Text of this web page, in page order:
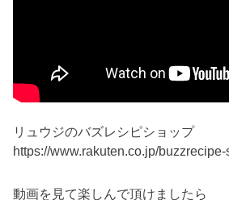
リュウジのバズレシピショップ
https://www.rakuten.co.jp/
動画を見て楽しんで頂けましたら